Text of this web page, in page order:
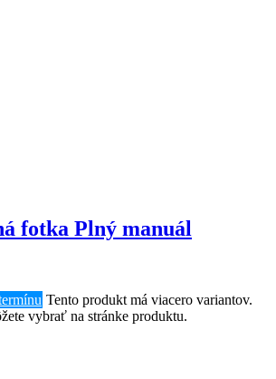
fotka Plný manuál
Tento produkt má viacero variantov.
vybrať na stránke produktu.